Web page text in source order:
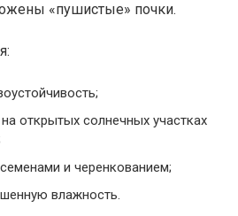
«пушистые» почки.
открытых солнечных участках
и черенкованием;
влажность.